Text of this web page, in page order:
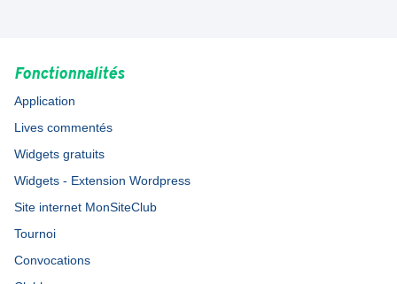
Fonctionnalités
Application
Lives commentés
Widgets gratuits
Widgets - Extension Wordpress
Site internet MonSiteClub
Tournoi
Convocations